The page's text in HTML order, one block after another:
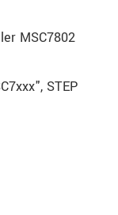
MSC7802
STEP